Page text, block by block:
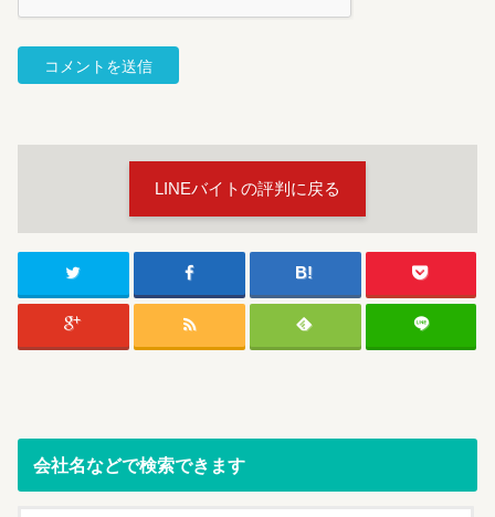
LINEバイトの評判に戻る
会社名などで検索できます